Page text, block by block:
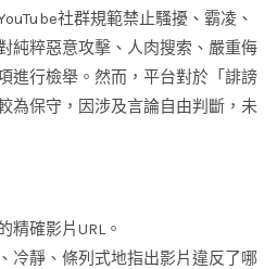
社群規範禁止騷擾、霸凌、
純粹惡意攻擊、人肉搜索、嚴重侮
進行檢舉。然而，平台對於「誹謗
為保守，因涉及言論自由判斷，未
精確影片URL。
冷靜、條列式地指出影片違反了哪